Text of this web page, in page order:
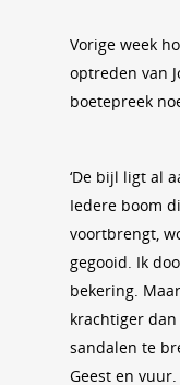
Vorige week
optreden van
boetepreek
‘De bijl ligt al
Iedere boom
voortbrengt,
gegooid. Ik
bekering.
krachtiger
sandalen te
Geest en